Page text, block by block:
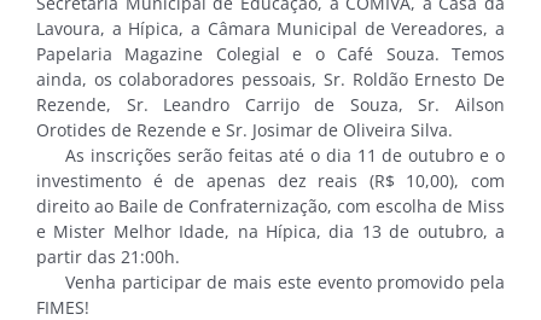
Lavoura, a Hípica, a Câmara Municipal de Vereadores, a
Papelaria Magazine Colegial e o Café Souza. Temos
ainda, os colaboradores pessoais, Sr. Roldão Ernesto De
Rezende, Sr. Leandro Carrijo de Souza, Sr. Ailson
Orotides de Rezende e Sr. Josimar de Oliveira Silva.
As inscrições serão feitas até o dia 11 de outubro e o
investimento é de apenas dez reais (R$ 10,00), com
direito ao Baile de Confraternização, com escolha de Miss
e Mister Melhor Idade, na Hípica, dia 13 de outubro, a
partir das 21:00h.
Venha participar de mais este evento promovido pela
FIMES!